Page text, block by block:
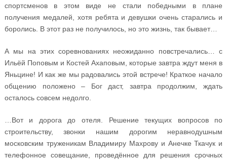
спортсменов в этом виде не стали победными в плане
получения медалей, хотя ребята и девушки очень старались и
боролись. В этот раз не получилось, но это жизнь, так бывает…
А мы на этих соревнованиях неожиданно повстречались… с
Ильёй Поповым и Костей Ахаповым, которые завтра ждут меня в
Яньцине! И как же мы радовались этой встрече! Краткое начало
общению положено – Бог даст, завтра продолжим, ждать
осталось совсем недолго.
…Вот и дорога до отеля. Решение текущих вопросов по
строительству, звонки нашим дорогим неравнодушным
московским труженикам Владимиру Махрову и Анечке Ткачук и
телефонное совещание, проведённое для решения срочных